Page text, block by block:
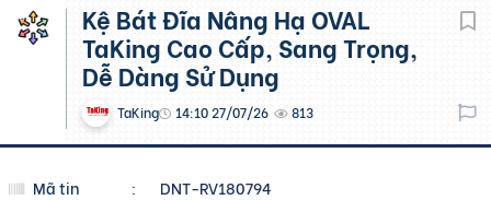
Kệ Bát Đĩa Nâng Hạ OVAL
TaKing Cao Cấp, Sang Trọng,
Dễ Dàng Sử Dụng
TaKing 14:10 27/07/26 813
Mã tin :
DNT-RV180794